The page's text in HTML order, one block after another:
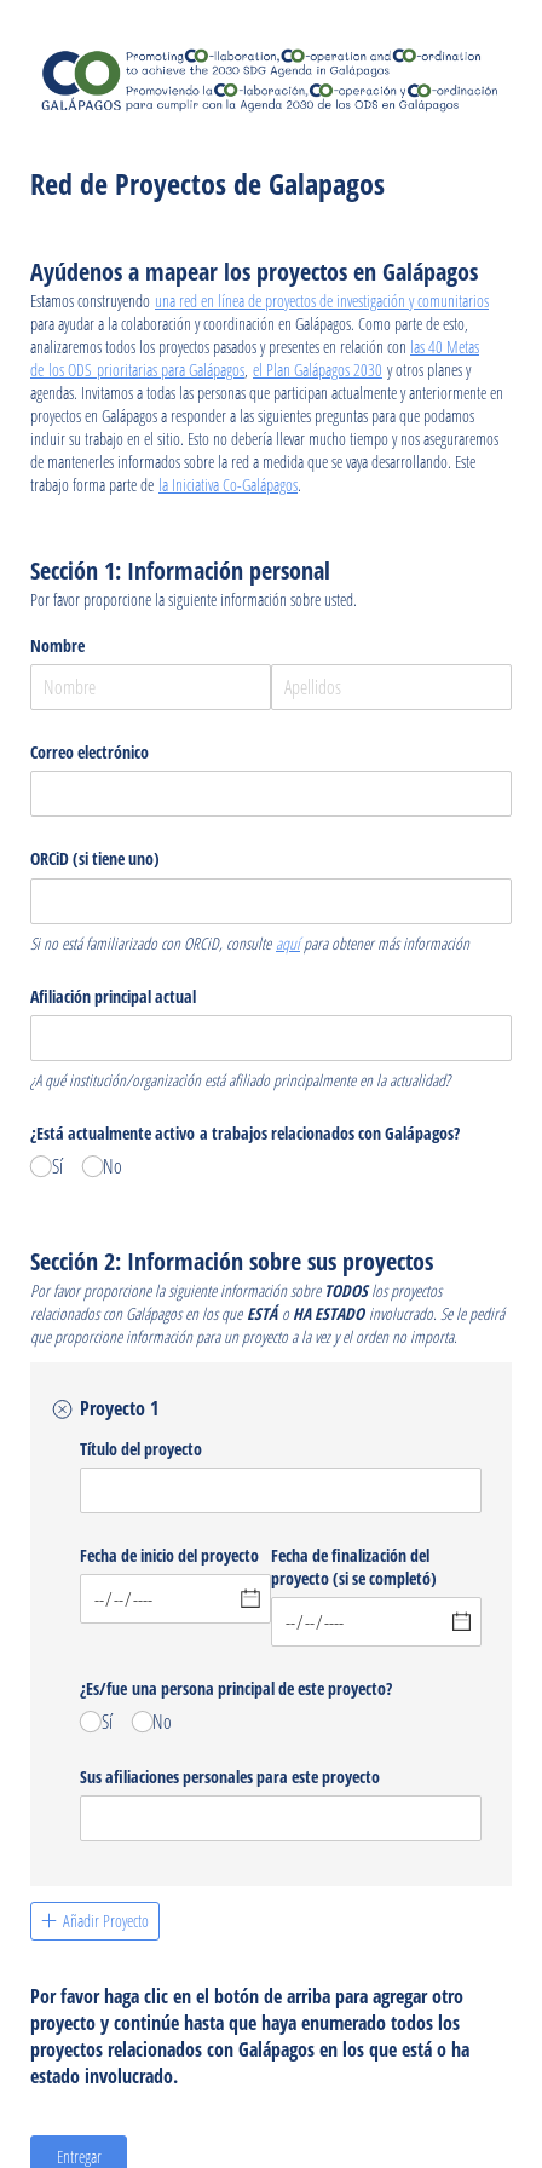
Red de Proyectos de Galapagos
Ayúdenos a mapear los proyectos en Galápagos
Estamos construyendo una red en línea de proyectos de investigación y comunitarios
para ayudar a la colaboración y coordinación en Galápagos. Como parte de esto,
analizaremos todos los proyectos pasados y presentes en relación con las 40 Metas
de los ODS prioritarias para Galápagos, el Plan Galápagos 2030 y otros planes y
agendas. Invitamos a todas las personas que participan actualmente y anteriormente en
proyectos en Galápagos a responder a las siguientes preguntas para que podamos
incluir su trabajo en el sitio. Esto no debería llevar mucho tiempo y nos aseguraremos
de mantenerles informados sobre la red a medida que se vaya desarrollando. Este
trabajo forma parte de la Iniciativa Co-Galápagos.
Sección 1: Información personal
Por favor proporcione la siguiente información sobre usted.
Nombre
Correo electrónico
ORCiD (si tiene uno)
Si no está familiarizado con ORCiD, consulte aquípara obtener más información
Afiliación principal actual
¿A qué institución/organización está afiliado principalmente en la actualidad?
¿Está actualmente activo a trabajos relacionados con Galápagos?
Sí No
Sección 2: Información sobre sus proyectos
Por favor proporcione la siguiente información sobre TODOSlos proyectos
relacionados con Galápagos en los que ESTÁoHA ESTADOinvolucrado. Se le pedirá
que proporcione información para un proyecto a la vez y el orden no importa.
Proyecto 1
Título del proyecto
Fecha de inicio del proyecto Fecha de finalización del
proyecto (si se completó)
¿Es/​fue una persona principal de este proyecto?
Sí No
Sus afiliaciones personales para este proyecto
Añadir Proyecto
Por favor haga clic en el botón de arriba para agregar otro
proyecto y continúe hasta que haya enumerado todos los
proyectos relacionados con Galápagos en los que está o ha
estado involucrado.
Entregar